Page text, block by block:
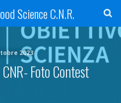
Science C.N.R.
2023
Foto Contest